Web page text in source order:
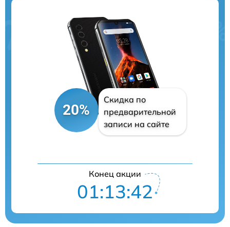
20%
Скидка по
предварительной
записи на сайте
Конец акции
01:13:42